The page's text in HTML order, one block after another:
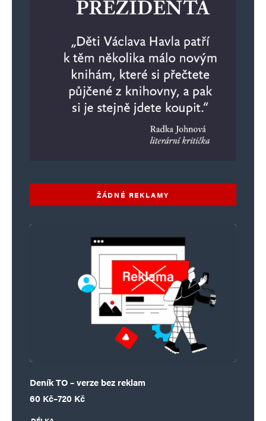
ŽÁDNÉ REKLAMY
Deník TO – verze bez reklam
60 Kč–720 Kč
Rozpětí cen: 60 Kč až 720 Kč